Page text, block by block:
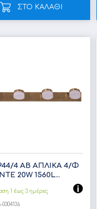
ΣΤΟ ΚΑΛΑΘΙ
4 AB ΑΠΛΙΚΑ 4/Φ
20W 1560L...
1 έως 3 ημέρες
0304136